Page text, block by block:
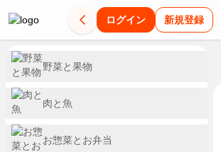
ログイン 新規登録
野菜と果物
肉と魚
お惣菜とお弁当